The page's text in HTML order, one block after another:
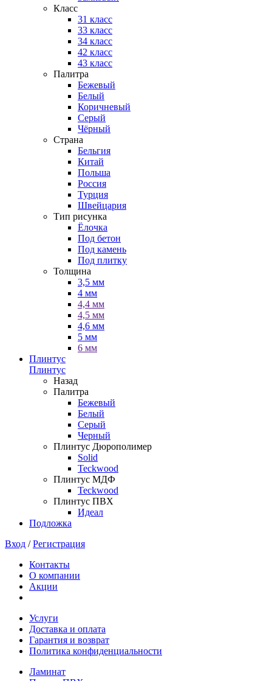
Класс
31 класс
33 класс
34 класс
42 класс
43 класс
Палитра
Бежевый
Белый
Коричневый
Серый
Чёрный
Страна
Бельгия
Китай
Польша
Россия
Турция
Швейцария
Тип рисунка
Ёлочка
Под бетон
Под камень
Под плитку
Толщина
3,5 мм
4 мм
4,4 мм
4,5 мм
4,6 мм
5 мм
6 мм
Плинтус
Плинтус
Назад
Палитра
Бежевый
Белый
Серый
Черный
Плинтус Дюрополимер
Solid
Teckwood
Плинтус МДФ
Teckwood
Плинтус ПВХ
Идеал
Подложка
Вход /Регистрация
Контакты
О компании
Акции
Услуги
Доставка и оплата
Гарантия и возврат
Политика конфиденциальности
Ламинат